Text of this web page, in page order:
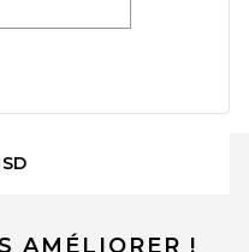
Country Regions
AMÉLIORER !